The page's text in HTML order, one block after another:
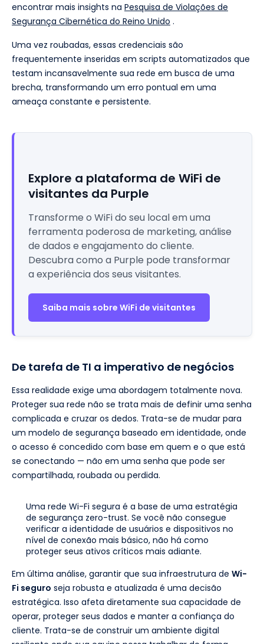
encontrar mais insights na Pesquisa de Violações de
Segurança Cibernética do Reino Unido .
Uma vez roubadas, essas credenciais são
frequentemente inseridas em scripts automatizados que
testam incansavelmente sua rede em busca de uma
brecha, transformando um erro pontual em uma
ameaça constante e persistente.
Explore a plataforma de WiFi de
visitantes da Purple
Transforme o WiFi do seu local em uma
ferramenta poderosa de marketing, análise
de dados e engajamento do cliente.
Descubra como a Purple pode transformar
a experiência dos seus visitantes.
Saiba mais sobre WiFi de visitantes
De tarefa de TI a imperativo de negócios
Essa realidade exige uma abordagem totalmente nova.
Proteger sua rede não se trata mais de definir uma senha
complicada e cruzar os dedos. Trata-se de mudar para
um modelo de segurança baseado em identidade, onde
o acesso é concedido com base em quem e o que está
se conectando — não em uma senha que pode ser
compartilhada, roubada ou perdida.
Uma rede Wi-Fi segura é a base de uma estratégia
de segurança zero-trust. Se você não consegue
verificar a identidade de usuários e dispositivos no
nível de conexão mais básico, não há como
proteger seus ativos críticos mais adiante.
Em última análise, garantir que sua infraestrutura de Wi-
Fi seguro seja robusta e atualizada é uma decisão
estratégica. Isso afeta diretamente sua capacidade de
operar, proteger seus dados e manter a confiança do
cliente. Trata-se de construir um ambiente digital